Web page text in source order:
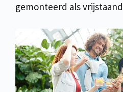
gemonteerd als